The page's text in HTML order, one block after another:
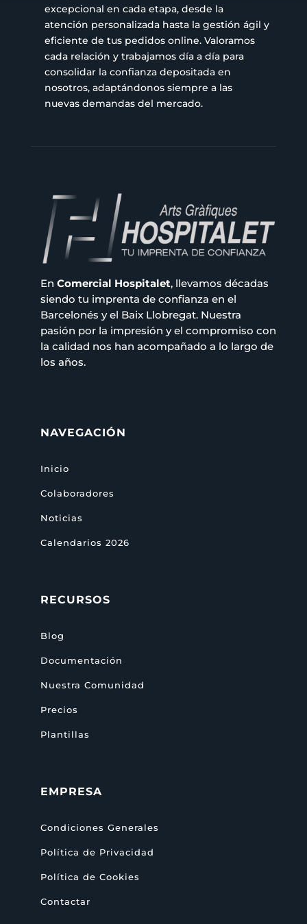
excepcional en cada etapa, desde la
atención personalizada hasta la gestión ágil y
eficiente de tus pedidos online. Valoramos
cada relación y trabajamos día a día para
consolidar la confianza depositada en
nosotros, adaptándonos siempre a las
nuevas demandas del mercado.
En Comercial Hospitalet, llevamos décadas
siendo tu imprenta de confianza en el
Barcelonés y el Baix Llobregat. Nuestra
pasión por la impresión y el compromiso con
la calidad nos han acompañado a lo largo de
los años.
NAVEGACIÓN
Inicio
Colaboradores
Noticias
Calendarios 2026
RECURSOS
Blog
Documentación
Nuestra Comunidad
Precios
Plantillas
EMPRESA
Condiciones Generales
Política de Privacidad
Política de Cookies
Contactar